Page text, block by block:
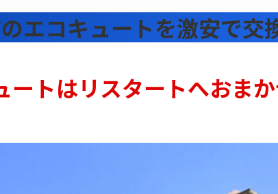
エコキュートを激安で交
トはリスタートへおまか